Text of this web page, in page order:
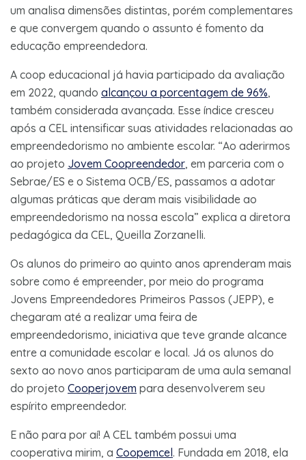
um analisa dimensões distintas, porém complementares
e que convergem quando o assunto é fomento da
educação empreendedora.
A coop educacional já havia participado da avaliação
em 2022, quando alcançou a porcentagem de 96%,
também considerada avançada. Esse índice cresceu
após a CEL intensificar suas atividades relacionadas ao
empreendedorismo no ambiente escolar. “Ao aderirmos
ao projeto Jovem Coopreendedor, em parceria com o
Sebrae/ES e o Sistema OCB/ES, passamos a adotar
algumas práticas que deram mais visibilidade ao
empreendedorismo na nossa escola” explica a diretora
pedagógica da CEL, Queilla Zorzanelli.
Os alunos do primeiro ao quinto anos aprenderam mais
sobre como é empreender, por meio do programa
Jovens Empreendedores Primeiros Passos (JEPP), e
chegaram até a realizar uma feira de
empreendedorismo, iniciativa que teve grande alcance
entre a comunidade escolar e local. Já os alunos do
sexto ao novo anos participaram de uma aula semanal
do projeto Cooperjovem para desenvolverem seu
espírito empreendedor.
E não para por aí! A CEL também possui uma
cooperativa mirim, a Coopemcel. Fundada em 2018, ela